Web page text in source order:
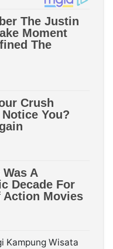
Kampung Wisata